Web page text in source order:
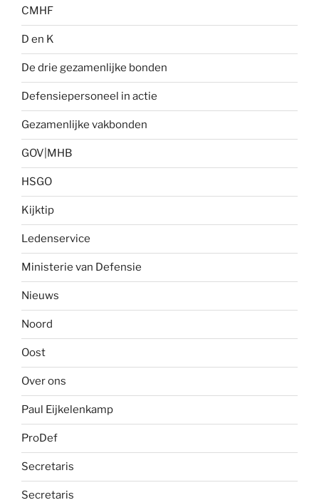
CMHF
D en K
De drie gezamenlijke bonden
Defensiepersoneel in actie
Gezamenlijke vakbonden
GOV|MHB
HSGO
Kijktip
Ledenservice
Ministerie van Defensie
Nieuws
Noord
Oost
Over ons
Paul Eijkelenkamp
ProDef
Secretaris
Secretaris